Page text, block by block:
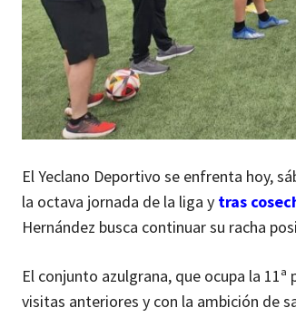
El Yeclano Deportivo se enfrenta hoy,
la octava jornada de la liga y tras
Hernández busca continuar su racha
El conjunto azulgrana, que ocupa la
visitas anteriores y con la ambición de